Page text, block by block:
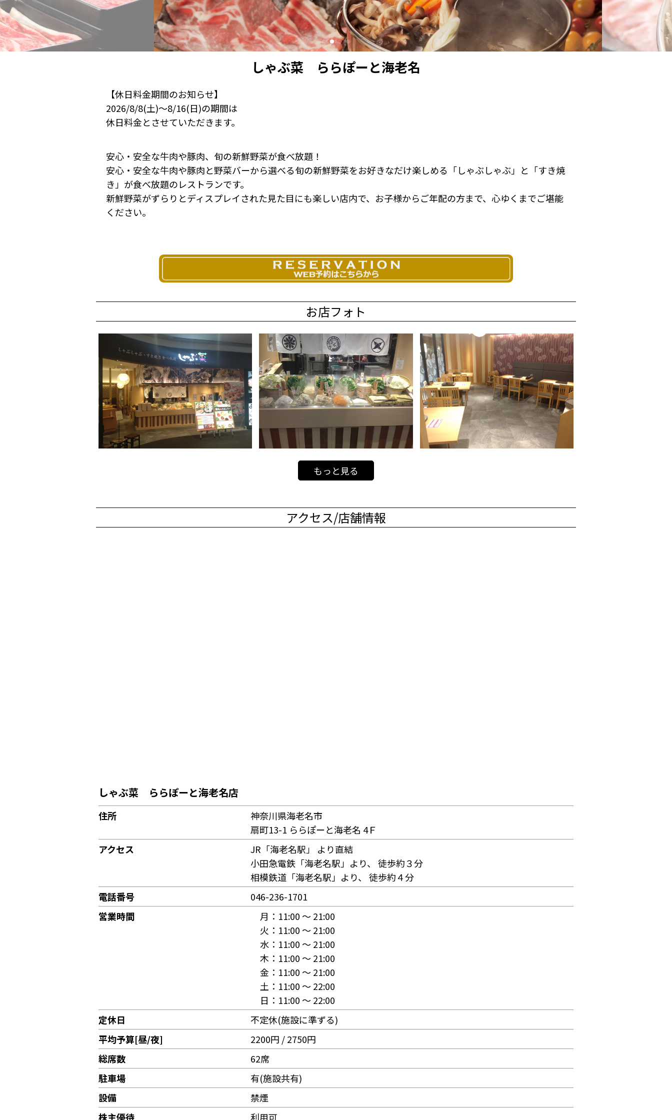
しゃぶ菜 ららぽーと海老名
【休日料金期間のお知らせ】
2026/8/8(土)～8/16(日)の期間は
休日料金とさせていただきます。
安心・安全な牛肉や豚肉、旬の新鮮野菜が食べ放題！
安心・安全な牛肉や豚肉と野菜バーから選べる旬の新鮮野菜をお好きなだけ楽しめる「しゃぶしゃぶ」と「すき焼
き」が食べ放題のレストランです。
新鮮野菜がずらりとディスプレイされた見た目にも楽しい店内で、お子様からご年配の方まで、心ゆくまでご堪能
ください。
お店フォト
もっと見る
アクセス/店舗情報
しゃぶ菜 ららぽーと海老名店
住所
神奈川県海老名市
扇町13-1 ららぽーと海老名 4Ｆ
アクセス
JR「海老名駅」 より直結
小田急電鉄「海老名駅」より、 徒歩約３分
相模鉄道「海老名駅」より、 徒歩約４分
電話番号
046-236-1701
営業時間
月： 11:00 〜 21:00
火： 11:00 〜 21:00
水： 11:00 〜 21:00
木： 11:00 〜 21:00
金： 11:00 〜 21:00
土： 11:00 〜 22:00
日： 11:00 〜 22:00
定休日
不定休(施設に準ずる)
平均予算[昼/夜]
2200円 / 2750円
総席数
62席
駐車場
有(施設共有)
設備
禁煙
株主優待
利用可